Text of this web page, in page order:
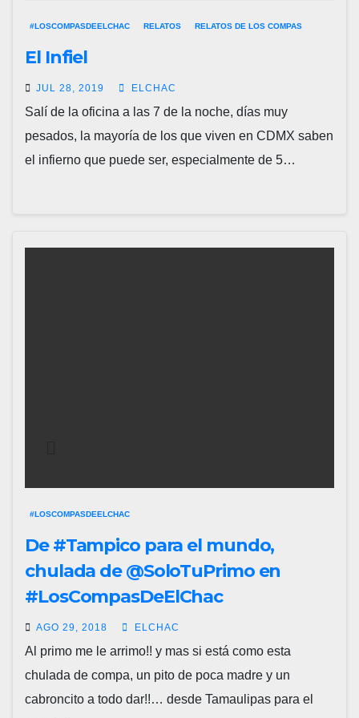
#LOSCOMPASDEELCHAC RELATOS RELATOS DE LOS COMPAS
El Infiel
JUL 28, 2019 ELCHAC
Salí de la oficina a las 7 de la noche, días muy
pesados, la mayoría de los que viven en CDMX saben
el infierno que puede ser, especialmente de 5…
#LOSCOMPASDEELCHAC
De #Tampico para el mundo,
chulada de @SoloTuPrimo en
#LosCompasDeElChac
AGO 29, 2018 ELCHAC
Al primo me le arrimo!! y mas si está como esta
chulada de compa, un pito de poca madre y un
cabroncito a todo dar!!… desde Tamaulipas para el